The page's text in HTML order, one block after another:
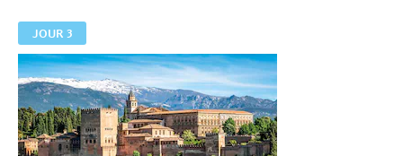
Almuñecar, fondée par les Phéniciens puis convoitée par les
musulmans qui y construisirent des remparts et le château San
Miguel. Découvrez aussi Salobrena, dont le magnifique château est
construit sur un rocher.
Installation pour 2 nuits à l’hôtel.
JOUR 3